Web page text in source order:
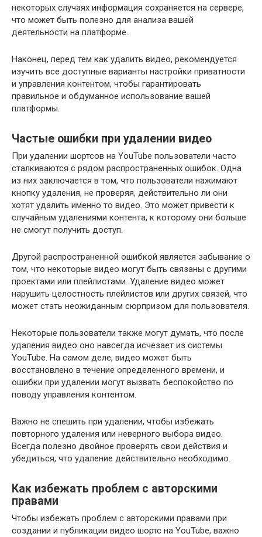
некоторых случаях информация сохраняется на сервере,
что может быть полезно для анализа вашей
деятельности на платформе.
Наконец, перед тем как удалить видео, рекомендуется
изучить все доступные варианты настройки приватности
и управления контентом, чтобы гарантировать
правильное и обдуманное использование вашей
платформы.
Частые ошибки при удалении видео
При удалении шортсов на YouTube пользователи часто
сталкиваются с рядом распространенных ошибок. Одна
из них заключается в том, что пользователи нажимают
кнопку удаления, не проверяя, действительно ли они
хотят удалить именно то видео. Это может привести к
случайным удалениями контента, к которому они больше
не смогут получить доступ.
Другой распространенной ошибкой является забывание о
том, что некоторые видео могут быть связаны с другими
проектами или плейлистами. Удаление видео может
нарушить целостность плейлистов или других связей, что
может стать неожиданным сюрпризом для пользователя.
Некоторые пользователи также могут думать, что после
удаления видео оно навсегда исчезает из системы
YouTube. На самом деле, видео может быть
восстановлено в течение определенного времени, и
ошибки при удалении могут вызвать беспокойство по
поводу управления контентом.
Важно не спешить при удалении, чтобы избежать
повторного удаления или неверного выбора видео.
Всегда полезно двойное проверять свои действия и
убедиться, что удаление действительно необходимо.
Как избежать проблем с авторскими
правами
Чтобы избежать проблем с авторскими правами при
создании и публикации видео шортс на YouTube, важно